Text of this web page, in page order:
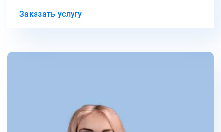
Заказать услугу